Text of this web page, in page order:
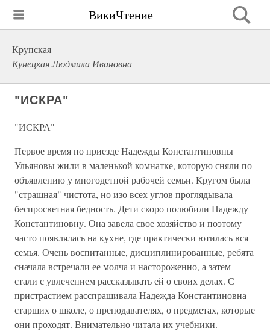
ВикиЧтение
Крупская
Кунецкая Людмила Ивановна
"ИСКРА"
"ИСКРА"
Первое время по приезде Надежды Константиновны
Ульяновы жили в маленькой комнатке, которую сняли по
объявлению у многодетной рабочей семьи. Кругом была
"страшная" чистота, но изо всех углов проглядывала
беспросветная бедность. Дети скоро полюбили Надежду
Константиновну. Она завела свое хозяйство и поэтому
часто появлялась на кухне, где практически ютилась вся
семья. Очень воспитанные, дисциплинированные, ребята
сначала встречали ее молча и настороженно, а затем
стали с увлечением рассказывать ей о своих делах. С
пристрастием расспрашивала Надежда Константиновна
старших о школе, о преподавателях, о предметах, которые
они проходят. Внимательно читала их учебники.